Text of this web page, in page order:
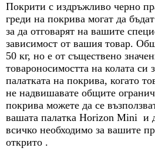
Покрити с издръжливо черно
греди на покрива могат да
за да отговарят на вашите
зависимост от вашия товар.
50 кг, но е от съществено
товароносимостта на колата си
палатката на покрива, когато
не надвишавате общите
покрива можете да се
вашата палатка Horizon Mini и
всичко необходимо за вашите
открито .